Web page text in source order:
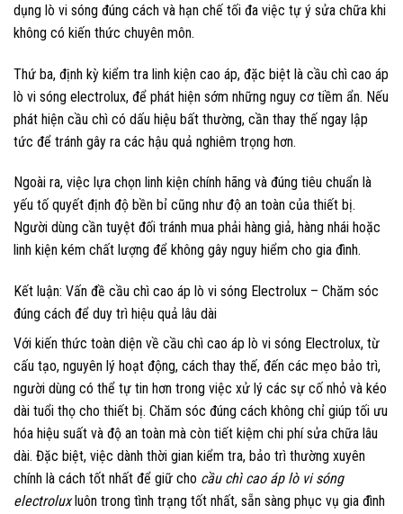
dụng lò vi sóng đúng cách và hạn chế tối đa việc tự ý sửa chữa khi
không có kiến thức chuyên môn.
Thứ ba, định kỳ kiểm tra linh kiện cao áp, đặc biệt là cầu chì cao áp
lò vi sóng electrolux, để phát hiện sớm những nguy cơ tiềm ẩn. Nếu
phát hiện cầu chì có dấu hiệu bất thường, cần thay thế ngay lập
tức để tránh gây ra các hậu quả nghiêm trọng hơn.
Ngoài ra, việc lựa chọn linh kiện chính hãng và đúng tiêu chuẩn là
yếu tố quyết định độ bền bỉ cũng như độ an toàn của thiết bị.
Người dùng cần tuyệt đối tránh mua phải hàng giả, hàng nhái hoặc
linh kiện kém chất lượng để không gây nguy hiểm cho gia đình.
Kết luận: Vấn đề cầu chì cao áp lò vi sóng Electrolux – Chăm sóc
đúng cách để duy trì hiệu quả lâu dài
Với kiến thức toàn diện về cầu chì cao áp lò vi sóng Electrolux, từ
cấu tạo, nguyên lý hoạt động, cách thay thế, đến các mẹo bảo trì,
người dùng có thể tự tin hơn trong việc xử lý các sự cố nhỏ và kéo
dài tuổi thọ cho thiết bị. Chăm sóc đúng cách không chỉ giúp tối ưu
hóa hiệu suất và độ an toàn mà còn tiết kiệm chi phí sửa chữa lâu
dài. Đặc biệt, việc dành thời gian kiểm tra, bảo trì thường xuyên
chính là cách tốt nhất để giữ cho cầu chì cao áp lò vi sóng
electroluxluôn trong tình trạng tốt nhất, sẵn sàng phục vụ gia đình